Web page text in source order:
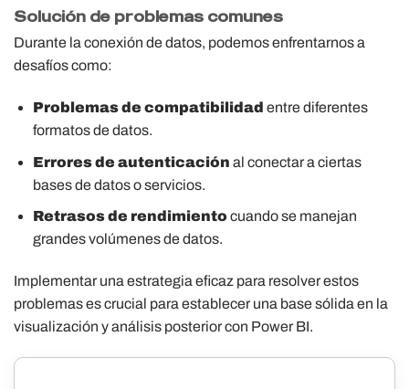
Solución de problemas comunes
Durante la conexión de datos, podemos enfrentarnos a
desafíos como:
Problemas de compatibilidad entre diferentes
formatos de datos.
Errores de autenticación al conectar a ciertas
bases de datos o servicios.
Retrasos de rendimiento cuando se manejan
grandes volúmenes de datos.
Implementar una estrategia eficaz para resolver estos
problemas es crucial para establecer una base sólida en la
visualización y análisis posterior con Power BI.